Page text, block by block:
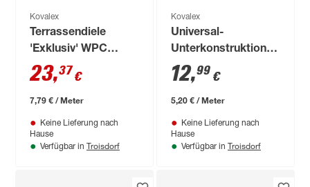
Kovalex
Terrassendiele
'Exklusiv' WPC
graubraun 3000 x
145 x 26 mm
23,37€
7,79 € / Meter
Keine Lieferung nach
Hause
Verfügbar in Troisdorf
Kovalex
Universal-
Unterkonstruktion
WPC schwarz 2500
x 55 x 40 mm
12,99 €
5,20 € / Meter
Keine Lieferung nach
Hause
Verfügbar in Troisdorf